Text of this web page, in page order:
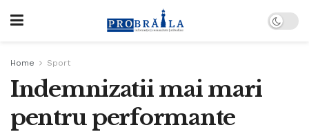
Home Sport
Indemnizatii mai mari
pentru performante